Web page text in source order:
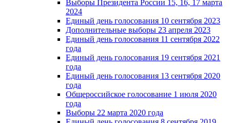
Выборы Президента России 15, 16, 17 марта
2024
Единый день голосования 10 сентября 2023
Дополнительные выборы 23 апреля 2023
Единый день голосования 11 сентября 2022
года
Единый день голосования 19 сентября 2021
года
Единый день голосования 13 сентября 2020
года
Общероссийское голосование 1 июля 2020
года
Выборы 22 марта 2020 года